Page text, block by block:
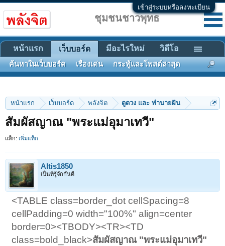
เข้าสู่ระบบหรือลงทะเบียน
หน้าแรก เว็บบอร์ด พลังจิต ดูดวง และ ทำนายฝัน
สัมผัสญาณ "พระแม่อุมาเทวี"
แท็ก: เพิ่มแท็ก
Altis1850
เป็นที่รู้จักกันดี
<TABLE class=border_dot cellSpacing=8
cellPadding=0 width="100%" align=center
border=0><TBODY><TR><TD
class=bold_black>สัมผัสญาณ "พระแม่อุมาเทวี"
ชุมชนชาวพุทธ
หน้าแรก เว็บบอร์ด
ค้นหาในเว็บบอร์ด เรื่องเด่น กระทู้และโพสต์ล่าสุด
มีอะไรใหม่ วิดีโอ